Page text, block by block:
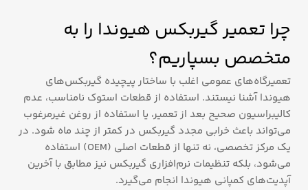
چرا تعمیر گیربکس هیوندا را به
متخصص بسپاریم؟
تعمیرگاه‌های عمومی اغلب با ساختار پیچیده گیربکس‌های
هیوندا آشنا نیستند. استفاده از قطعات استوک نامناسب، عدم
کالیبراسیون صحیح بعد از تعمیر، یا استفاده از روغن غیرمرغوب
می‌تواند باعث خرابی مجدد گیربکس در کمتر از چند ماه شود. در
یک مرکز تخصصی، نه تنها از قطعات اصلی (OEM) استفاده
می‌شود، بلکه تنظیمات نرم‌افزاری گیربکس نیز مطابق با آخرین
آپدیت‌های کمپانی هیوندا انجام می‌گیرد.